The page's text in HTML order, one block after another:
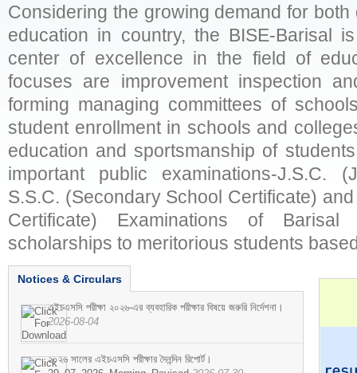
Considering the growing demand for
education in country, the BISE-Barisal
center of excellence in the field of
focuses are improvement inspection
forming managing committees of
student enrollment in schools and
education and sportsmanship of
important public examinations-J.S.C.
S.S.C. (Secondary School Certificate)
Certificate) Examinations of
scholarships to meritorious students
Notices & Circulars
এইচএসসি পরীক্ষা ২০২৬-এর ব্যবহারিক পরীক্ষার বিষয়ে জরুরি নির্দেশনা।
2026-08-04
২০২৬ সালের এইচএসসি পরীক্ষার দৈনন্দিন রিপোর্ট।